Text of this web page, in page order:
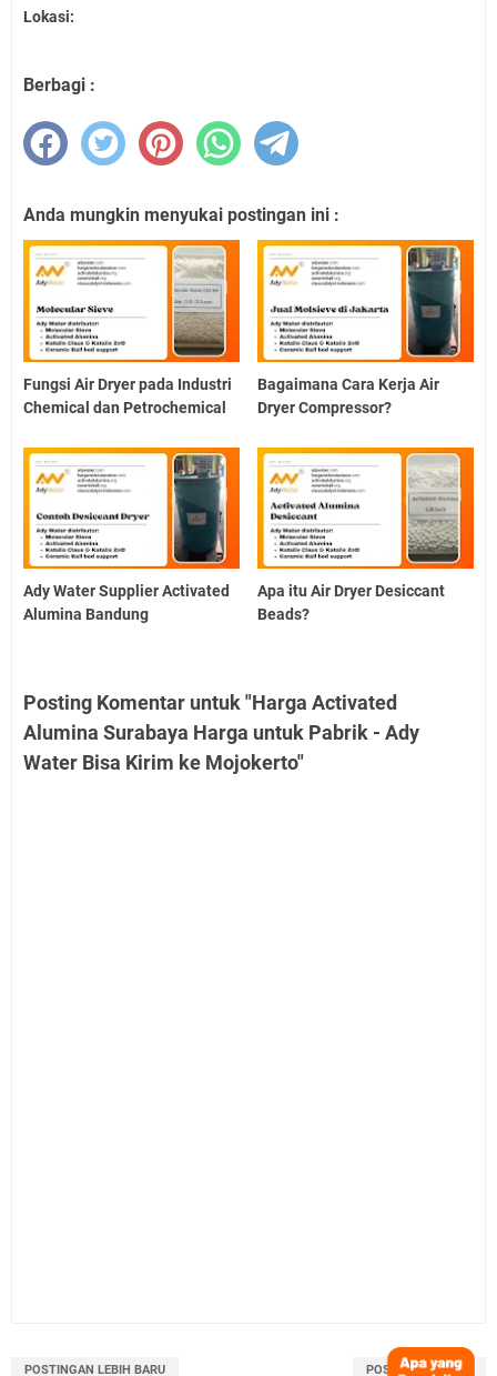
Lokasi:
Berbagi :
Anda mungkin menyukai postingan ini :
Fungsi Air Dryer pada Industri
Chemical dan Petrochemical
Bagaimana Cara Kerja Air
Dryer Compressor?
Ady Water Supplier Activated
Alumina Bandung
Apa itu Air Dryer Desiccant
Beads?
Posting Komentar untuk "Harga Activated
Alumina Surabaya Harga untuk Pabrik - Ady
Water Bisa Kirim ke Mojokerto"
POSTINGAN LEBIH BARU POSTINGAN LAMA